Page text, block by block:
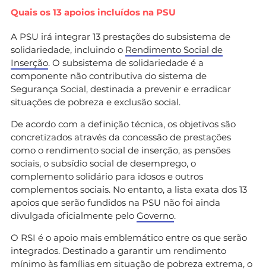
Quais os 13 apoios incluídos na PSU
A PSU irá integrar 13 prestações do subsistema de
solidariedade, incluindo o Rendimento Social de
Inserção. O subsistema de solidariedade é a
componente não contributiva do sistema de
Segurança Social, destinada a prevenir e erradicar
situações de pobreza e exclusão social.
De acordo com a definição técnica, os objetivos são
concretizados através da concessão de prestações
como o rendimento social de inserção, as pensões
sociais, o subsídio social de desemprego, o
complemento solidário para idosos e outros
complementos sociais. No entanto, a lista exata dos 13
apoios que serão fundidos na PSU não foi ainda
divulgada oficialmente pelo Governo.
O RSI é o apoio mais emblemático entre os que serão
integrados. Destinado a garantir um rendimento
mínimo às famílias em situação de pobreza extrema, o